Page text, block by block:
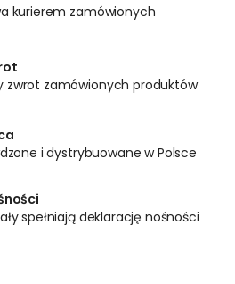
kurierem zamówionych
zwrot zamówionych produktów
i dystrybuowane w Polsce
spełniają deklarację nośności